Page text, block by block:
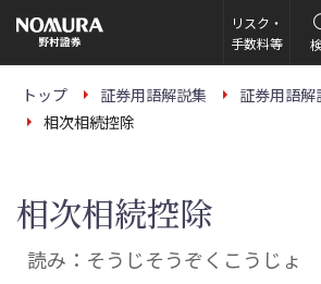
の
ー
リスク・
手数料等
トップ 証券用語解説集
証券用語解
相次相続控除
相次相続控除
読み：そうじそうぞくこうじょ